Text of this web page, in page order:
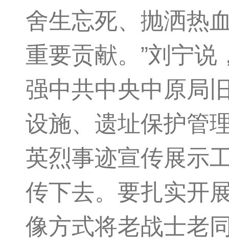
舍生忘死、抛洒热
重要贡献。”刘宁
强中共中央中原局
设施、遗址保护管
英烈事迹宣传展示
传下去。要扎实开
像方式将老战士老